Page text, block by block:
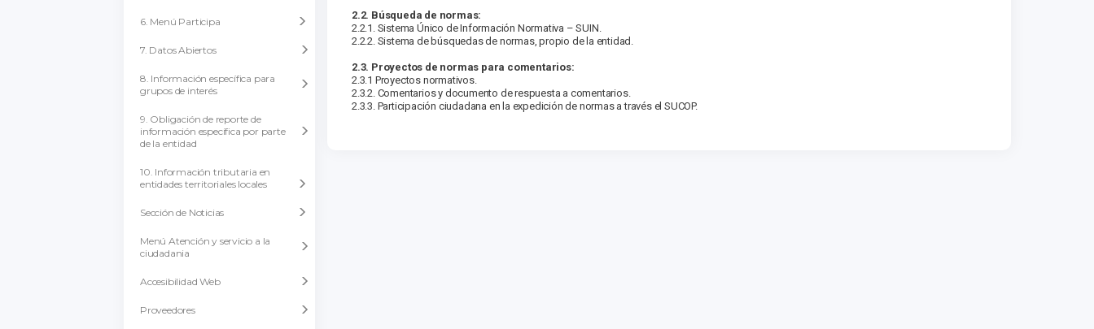
6. Menú Participa
7. Datos Abiertos
8. Información específica para
grupos de interés
9. Obligación de reporte de
información específica por parte
de la entidad
10. Información tributaria en
entidades territoriales locales
Sección de Noticias
Menú Atención y servicio a la
ciudadania
Accesibilidad Web
Proveedores
2.2. Búsqueda de normas:
2.2.1. Sistema Único de Información Normativa – SUIN.
2.2.2. Sistema de búsquedas de normas, propio de la entidad.
2.3. Proyectos de normas para comentarios:
2.3.1 Proyectos normativos.
2.3.2. Comentarios y documento de respuesta a comentarios.
2.3.3. Participación ciudadana en la expedición de normas a través el SUCOP.